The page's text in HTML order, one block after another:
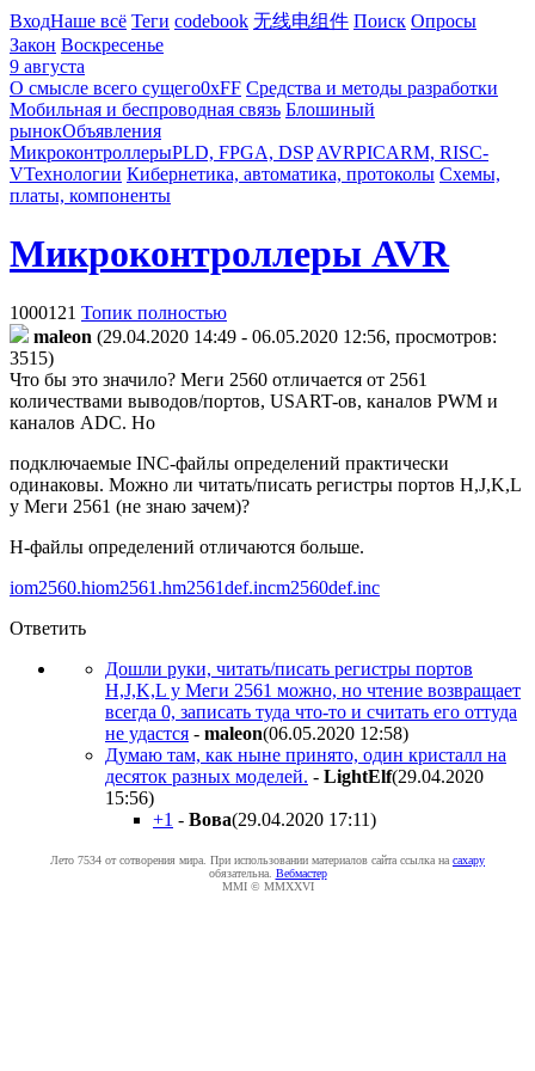
ВходНаше всё Теги codebook 无线电组件 Поиск Опросы
Закон Воскресенье
9 августа
О смысле всего сущего0xFF Средства и методы разработки
Мобильная и беспроводная связь Блошиный
рынокОбъявления
МикроконтроллерыPLD, FPGA, DSP AVRPICARM, RISC-
VТехнологии Кибернетика, автоматика, протоколы Схемы,
платы, компоненты
Микроконтроллеры AVR
1000121 Топик полностью
maleon (29.04.2020 14:49 - 06.05.2020 12:56, просмотров:
3515)
Что бы это значило? Меги 2560 отличается от 2561
количествами выводов/портов, USART-ов, каналов PWM и
каналов ADC. Но
подключаемые INC-файлы определений практически
одинаковы. Можно ли читать/писать регистры портов H,J,K,L
у Меги 2561 (не знаю зачем)?
H-файлы определений отличаются больше.
iom2560.hiom2561.hm2561def.incm2560def.inc
Ответить
Дошли руки, читать/писать регистры портов
H,J,K,L у Меги 2561 можно, но чтение возвращает
всегда 0, записать туда что-то и считать его оттуда
не удастся - maleon(06.05.2020 12:58)
Думаю там, как ныне принято, один кристалл на
десяток разных моделей. - LightElf(29.04.2020
15:56)
+1 - Boвa(29.04.2020 17:11)
Лето 7534 от сотворения мира. При использовании материалов сайта ссылка на caxapу
обязательна. Вебмастер
MMI © MMXXVI